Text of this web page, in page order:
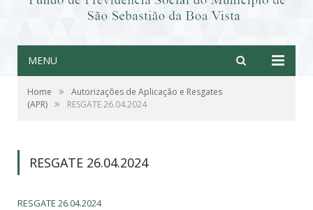
MENU
Home »
Autorizações de Aplicação e Resgates
(APR) » RESGATE 26.04.2024
RESGATE 26.04.2024
RESGATE 26.04.2024